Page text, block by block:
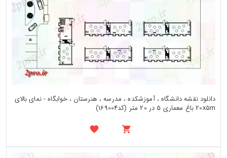
دانلود نقشه دانشگاه ، آموزشکده ، مدرسه ، هنرستان ، خوابگاه - نمای بالای
20x5m باغ معماری 5 در 20 متر (کد169004)